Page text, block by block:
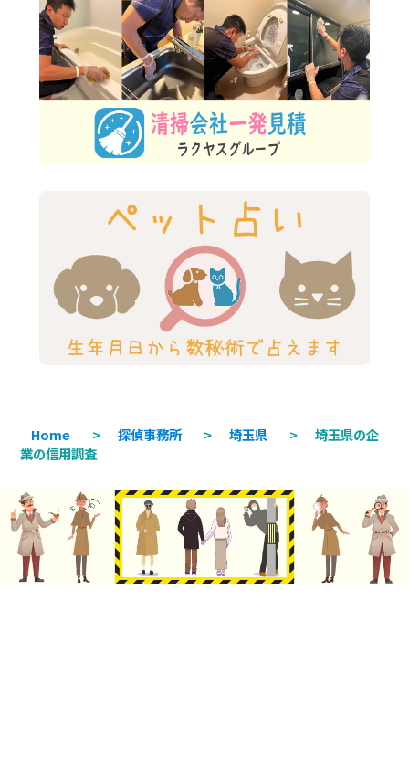
Home > 探偵事務所 > 埼玉県 >
埼玉県の企
業の信用調査